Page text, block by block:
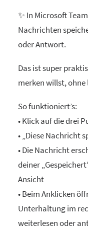
✨ In Microsoft
Nachrichten
oder Antwort.
Das ist super
merken willst, ohne
So funktioniert’s:
• Klick auf die drei
• „Diese Nachricht
• Die Nachricht
deiner
Ansicht
• Beim Anklicken
Unterhaltung im
weiterlesen oder